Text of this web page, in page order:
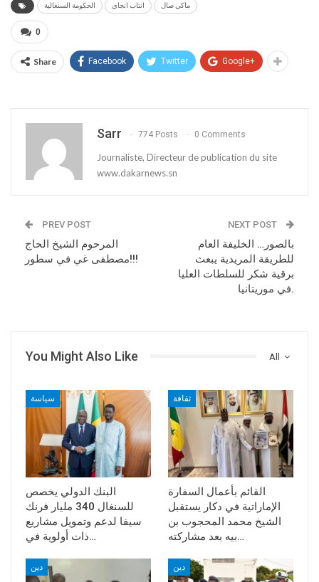
الحكومة السنغالية انتاب انجاي ماكي صال
0
Share Facebook Twitter Google+
Sarr 774 Posts 0 Comments
Journaliste, Directeur de publication du site
www.dakarnews.sn
PREV POST
المرحوم الشيخ الحاج
مصطفى غي في سطور!!!
NEXT POST
بالصور… الخليفة العام
للطريقة المريدية يبعث
برقية شكر للسلطات العليا
في موريتانيا.
All
You Might Also Like
سياسة
البنك الدولي يخصص
للسنغال 340 مليار فرنك
سيفا لدعم وتمويل مشاريع
ذات أولوية في…
ثقافة
القائم بأعمال السفارة
الإماراتية في دكار يستقبل
الشيخ محمد المحجوب بن
بيه بعد مشاركته…
دين دين